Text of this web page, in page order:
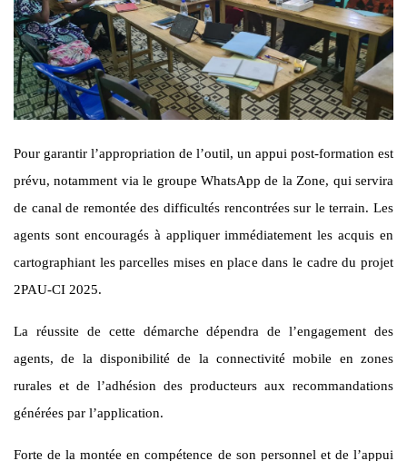
Pour garantir l’appropriation de l’outil, un appui post-formation est
prévu, notamment via le groupe WhatsApp de la Zone, qui servira
de canal de remontée des difficultés rencontrées sur le terrain. Les
agents sont encouragés à appliquer immédiatement les acquis en
cartographiant les parcelles mises en place dans le cadre du projet
2PAU-CI 2025.
La réussite de cette démarche dépendra de l’engagement des
agents, de la disponibilité de la connectivité mobile en zones
rurales et de l’adhésion des producteurs aux recommandations
générées par l’application.
Forte de la montée en compétence de son personnel et de l’appui